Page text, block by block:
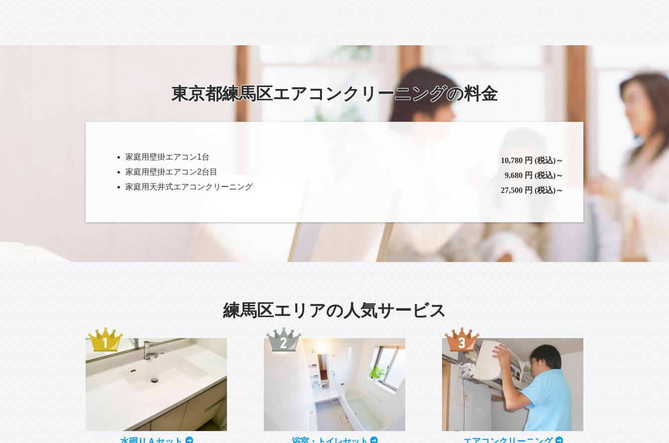
東京都練馬区エアコンクリーニングの料金
家庭用壁掛エアコン1台
10,780 円 (税込)～
家庭用壁掛エアコン2台目
9,680 円 (税込)～
家庭用天井式エアコンクリーニング
27,500 円 (税込)～
練馬区エリアの人気サービス